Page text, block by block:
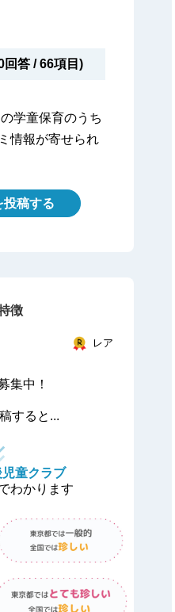
回答 / 66項目)
の学童保育のうち
情報が寄せられ
投稿する
徴
レア
集中！
すると...
童クラブ
わかります